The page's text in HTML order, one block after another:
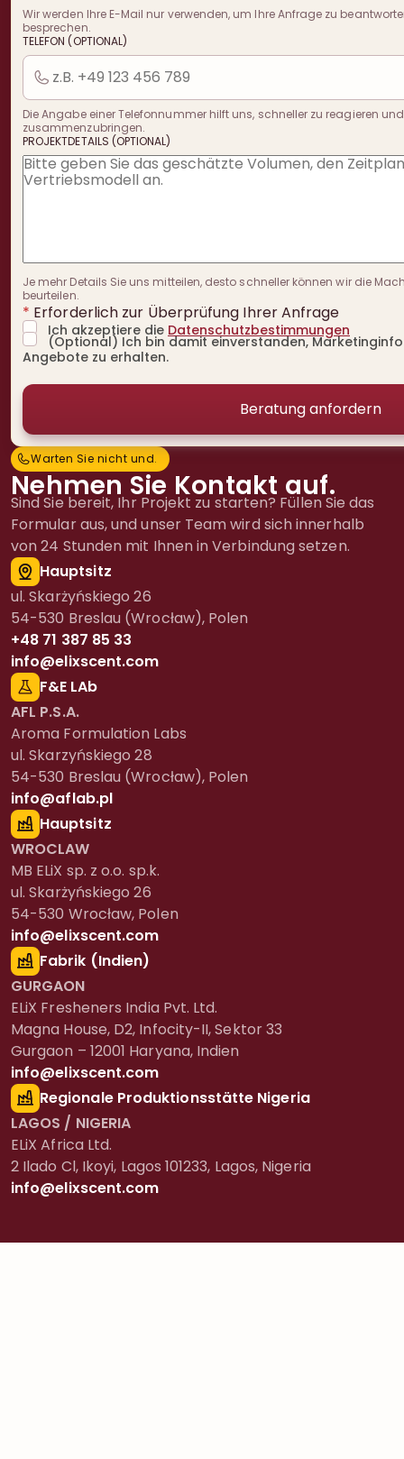
Warten Sie nicht und...
Warten Sie nicht und.
Nehmen Sie Kontakt auf.
Sind Sie bereit, Ihr Projekt zu starten? Füllen Sie das
Formular aus, und unser Team wird sich innerhalb
von 24 Stunden mit Ihnen in Verbindung setzen.
Hauptsitz
ul. Skarżyńskiego 26
54-530 Breslau (Wrocław), Polen
+48 71 387 85 33
info@elixscent.com
F&E LAb
AFL P.S.A.
Aroma Formulation Labs
ul. Skarzyńskiego 28
54-530 Breslau (Wrocław), Polen
info@aflab.pl
Hauptsitz
WROCLAW
MB ELiX sp. z o.o. sp.k.
ul. Skarżyńskiego 26
54-530 Wrocław, Polen
info@elixscent.com
Fabrik (Indien)
GURGAON
ELiX Fresheners India Pvt. Ltd.
Magna House, D2, Infocity-II, Sektor 33
Gurgaon – 12001 Haryana, Indien
info@elixscent.com
Regionale Produktionsstätte Nigeria
LAGOS / NIGERIA
ELiX Africa Ltd.
2 Ilado Cl, Ikoyi, Lagos 101233, Lagos, Nigeria
info@elixscent.com
Wir werden Ihre E-Mail nur verwenden, um Ihre Anfrage zu
besprechen.
TELEFON (OPTIONAL)
Die Angabe einer Telefonnummer hilft uns, schneller zu reagieren
zusammenzubringen.
PROJEKTDETAILS (OPTIONAL)
Je mehr Details Sie uns mitteilen, desto schneller können wir die
beurteilen.
* Erforderlich zur Überprüfung Ihrer Anfrage
Ich akzeptiere die Datenschutzbestimmungen
(Optional) Ich bin damit einverstanden,
Angebote zu erhalten.